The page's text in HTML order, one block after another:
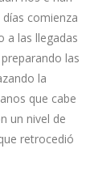
comienza
a las llegadas
las
la
que cabe
un nivel de
retrocedió